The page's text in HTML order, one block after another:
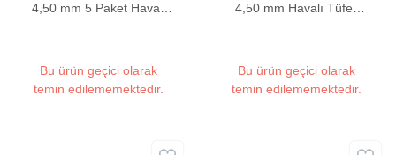
4,50 mm 5 Paket Havalı
Bu ürün geçici olarak
temin edilememektedir.
4,50 mm Havalı Tüfek
Bu ürün geçici olarak
temin edilememektedir.